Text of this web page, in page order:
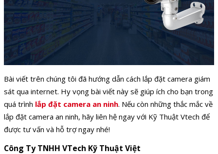
Bài viết trên chúng tôi đã hướng dẫn cách lắp đặt camera giám
sát qua internet. Hy vọng bài viết này sẽ giúp ích cho bạn trong
quá trình lắp đặt camera an ninh. Nếu còn những thắc mắc về
lắp đặt camera an ninh, hãy liên hệ ngay với Kỹ Thuật Vtech để
được tư vấn và hỗ trợ ngay nhé!
Công Ty TNHH VTech Kỹ Thuật Việt